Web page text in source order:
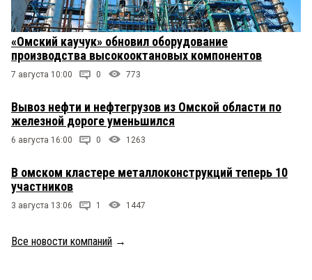
«Омский каучук» обновил оборудование
производства высокооктановых компонентов
7 августа 10:00 0 773
Вывоз нефти и нефтегрузов из Омской области по
железной дороге уменьшился
6 августа 16:00 0 1263
В омском кластере металлоконструкций теперь 10
участников
3 августа 13:06 1 1447
Все новости компаний →